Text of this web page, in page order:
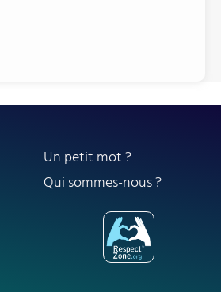
Un petit mot ?
Qui sommes-nous ?